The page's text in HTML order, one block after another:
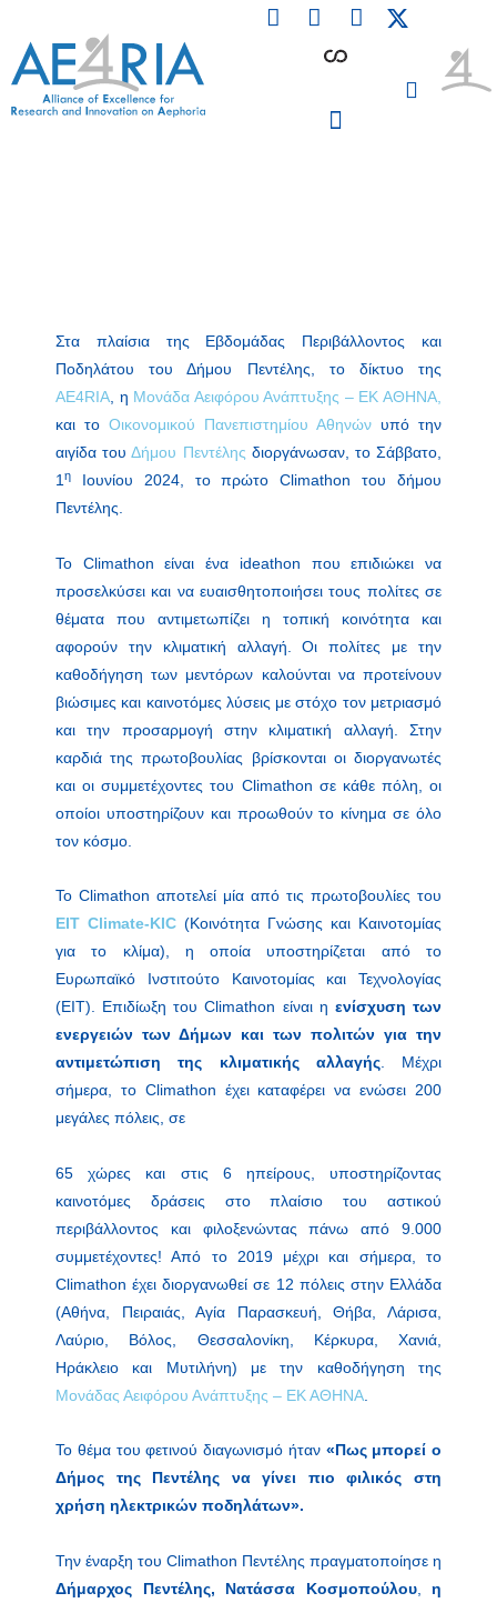
content
F
a
L
i
n
I
n
Στα πλαίσια της Εβδομάδας Περιβάλλοντος και
Ποδηλάτου του Δήμου Πεντέλης, το δίκτυο της
AE4RIA , η Μονάδα Αειφόρου Ανάπτυξης – ΕΚ ΑΘΗΝΑ,
και το Οικονομικού Πανεπιστημίου Αθηνών υπό την
αιγίδα τουΔήμου Πεντέλης διοργάνωσαν, το Σάββατο,
1 η
Ιουνίου 2024, το πρώτο Climathon του δήμου
Πεντέλης.
Το Climathon είναι ένα ideathon που επιδιώκει να
προσελκύσει και να ευαισθητοποιήσει τους πολίτες σε
θέματα που αντιμετωπίζει η τοπική κοινότητα και
αφορούν την κλιματική αλλαγή. Οι πολίτες με την
καθοδήγηση των μεντόρων καλούνται να προτείνουν
βιώσιμες και καινοτόμες λύσεις με στόχο τον μετριασμό
και την προσαρμογή στην κλιματική αλλαγή. Στην
καρδιά της πρωτοβουλίας βρίσκονται οι διοργανωτές
και οι συμμετέχοντες του Climathon σε κάθε πόλη, οι
οποίοι υποστηρίζουν και προωθούν το κίνημα σε όλο
τον κόσμο.
Το Climathon αποτελεί μία από τις πρωτοβουλίες του
ΕΙΤ Climate-KIC (Κοινότητα Γνώσης και Καινοτομίας
για το κλίμα), η οποία υποστηρίζεται από το
Ευρωπαϊκό Ινστιτούτο Καινοτομίας και Τεχνολογίας
(ΕΙΤ). Επιδίωξη του Climathon είναι η ενίσχυση των
ενεργειών των Δήμων και των πολιτών για την
αντιμετώπιση της κλιματικής αλλαγής. Μέχρι
σήμερα, το Climathon έχει καταφέρει να ενώσει 200
μεγάλες πόλεις, σε
65 χώρες και στις 6 ηπείρους, υποστηρίζοντας
καινοτόμες δράσεις στο πλαίσιο του αστικού
περιβάλλοντος και φιλοξενώντας πάνω από 9.000
συμμετέχοντες! Από το 2019 μέχρι και σήμερα, το
Climathon έχει διοργανωθεί σε 12 πόλεις στην Ελλάδα
(Αθήνα, Πειραιάς, Αγία Παρασκευή, Θήβα, Λάρισα,
Λαύριο, Βόλος, Θεσσαλονίκη, Κέρκυρα, Χανιά,
Ηράκλειο και Μυτιλήνη) με την καθοδήγηση της
Μονάδας Αειφόρου Ανάπτυξης – ΕΚΑΘΗΝΑ
Το θέμα του φετινού διαγωνισμό ήταν «Πως μπορεί ο
Δήμος της Πεντέλης να γίνει πιο φιλικός στη
χρήση ηλεκτρικών ποδηλάτων».
Την έναρξη του Climathon Πεντέλης πραγματοποίησε η
Δήμαρχος Πεντέλης, Νατάσσα Κοσμοπούλου, η